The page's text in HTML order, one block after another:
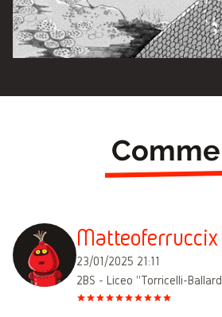
Matteoferruccix
23/01/2025 21:11
2BS - Liceo "Torricelli-